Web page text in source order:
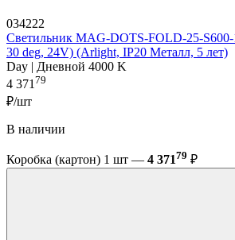
034222
Светильник MAG-DOTS-FOLD-25-
30 deg, 24V) (Arlight, IP20 Металл, 5 лет)
Day | Дневной 4000 K
4 37179
₽/шт
В наличии
Коробка (картон) 1 шт — 4 37179 ₽